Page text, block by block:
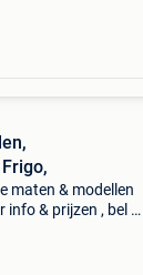
maten & modellen
& prijzen , bel of